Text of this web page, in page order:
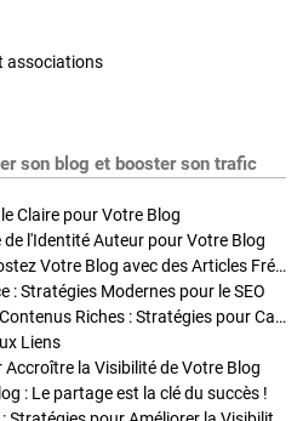
associations
son blog et booster son trafic
Claire pour Votre Blog
l'Identité Auteur pour Votre Blog
Stratégies de Publication : Boostez Votre Blog avec des Articles Fréquents et Exclusifs
: Stratégies Modernes pour le SEO
Enrichir Vos Articles avec des Contenus Riches : Stratégies pour Captiver et Optimiser
Liens
la Visibilité de Votre Blog
: Le partage est la clé du succès !